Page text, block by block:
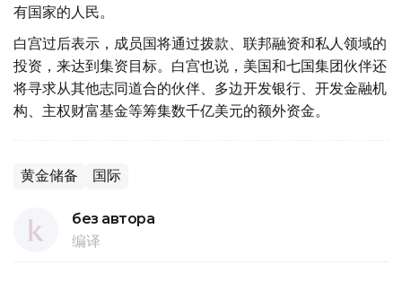
有国家的人民。
白宫过后表示，成员国将通过拨款、联邦融资和私人领域的
投资，来达到集资目标。白宫也说，美国和七国集团伙伴还
将寻求从其他志同道合的伙伴、多边开发银行、开发金融机
构、主权财富基金等筹集数千亿美元的额外资金。
黄金储备 国际
без автора
编译